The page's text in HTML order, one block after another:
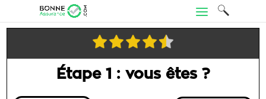
Étape 1 : vous êtes ?